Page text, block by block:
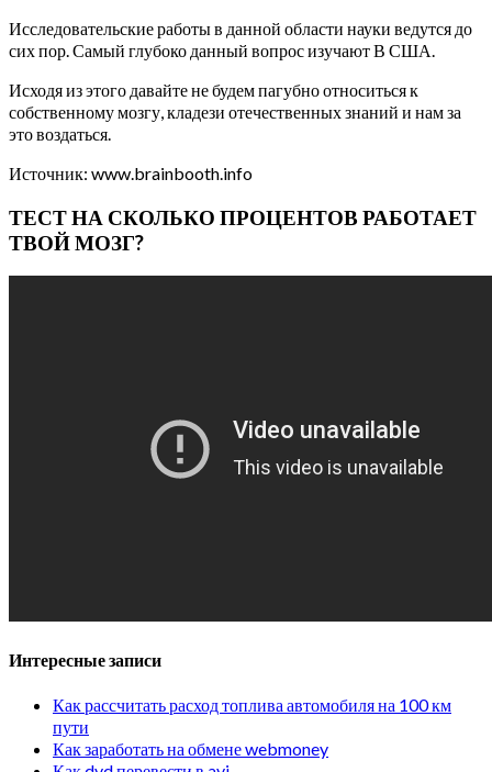
Исследовательские работы в данной области науки ведутся до
сих пор. Самый глубоко данный вопрос изучают В США.
Исходя из этого давайте не будем пагубно относиться к
собственному мозгу, кладези отечественных знаний и нам за
это воздаться.
Источник: www.brainbooth.info
ТЕСТ НА СКОЛЬКО ПРОЦЕНТОВ РАБОТАЕТ
ТВОЙ МОЗГ?
Интересные записи
Как рассчитать расход топлива автомобиля на 100 км
пути
Как заработать на обмене webmoney